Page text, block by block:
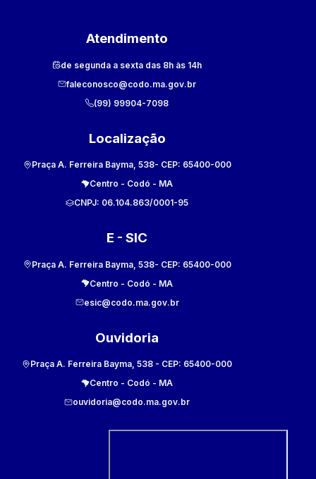
Atendimento
de segunda a sexta das 8h às 14h
faleconosco@codo.ma.gov.br
(99) 99904-7098
Localização
Praça A. Ferreira Bayma, 538- CEP: 65400-000
Centro - Codó - MA
CNPJ: 06.104.863/0001-95
E - SIC
Praça A. Ferreira Bayma, 538- CEP: 65400-000
Centro - Codó - MA
esic@codo.ma.gov.br
Ouvidoria
Praça A. Ferreira Bayma, 538 - CEP: 65400-000
Centro - Codó - MA
ouvidoria@codo.ma.gov.br